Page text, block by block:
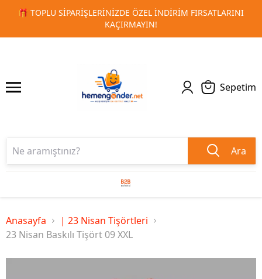
🚀 KURUMSAL PROMOSYON VE MATBAA ÜRÜNLERINDE
TESLIMAT!
1 2
Sepetim
Ara
Anasayfa
| 23 Nisan Tişörtleri
23 Nisan Baskılı Tişört 09 XXL